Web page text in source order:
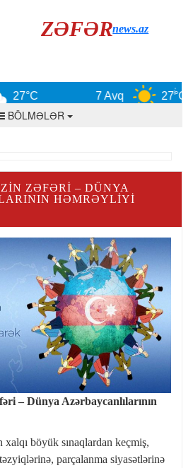
ZƏFƏRnews.az
27°C 7 Avq 27°C
BÖLMƏLƏR
ZƏFƏRI – DÜNYA
HƏMRƏYLIYI
– Dünya Azərbaycanlılarının
böyük sınaqlardan keçmiş,
parçalanma siyasətlərinə